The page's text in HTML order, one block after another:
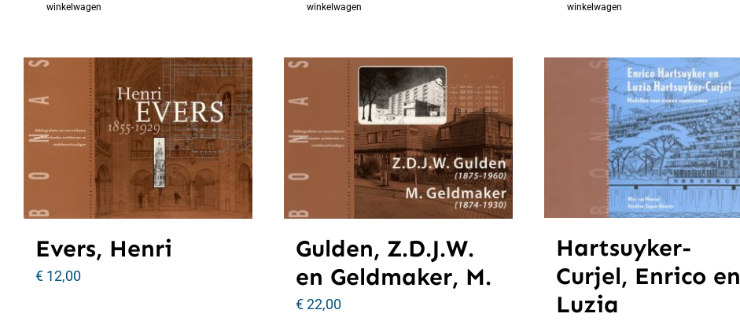
winkelwagen
winkelwagen
winkelwagen
Evers, Henri
€ 12,00
Gulden, Z.D.J.W.
en Geldmaker, M.
€22,00
Hartsuyker-
Curjel, Enrico en
Luzia